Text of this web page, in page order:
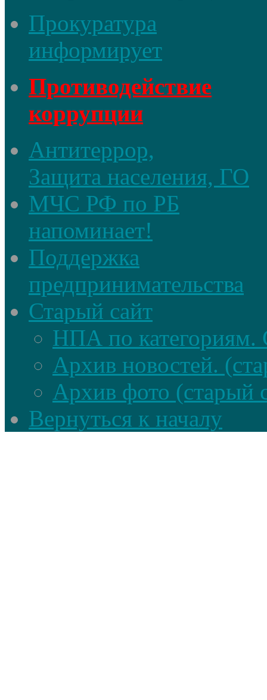
Прокуратура
информирует
Противодействие
коррупции
Антитеррор,
Защита населения, ГО
МЧС РФ по РБ
напоминает!
Поддержка
предпринимательства
Старый сайт
НПА по категориям.
Архив новостей.
Архив фото (старый
Вернуться к началу